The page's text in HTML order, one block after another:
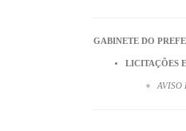
GABINETE DO
LICITAÇÕES
AVISO